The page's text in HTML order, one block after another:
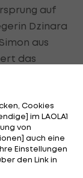
auf
Dzinara
aus
das
Schieß-
von Rang 29
im
Cookies
im LAOLA1
von
auch eine
Einstellungen
den Link in